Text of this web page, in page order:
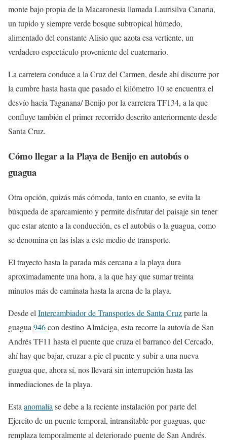
monte bajo propia de la Macaronesia llamada Laurisilva Canaria,
un tupido y siempre verde bosque subtropical húmedo,
alimentado del constante Alisio que azota esa vertiente, un
verdadero espectáculo proveniente del cuaternario.
La carretera conduce a la Cruz del Carmen, desde ahí discurre por
la cumbre hasta hasta que pasado el kilómetro 10 se encuentra el
desvío hacia Taganana/ Benijo por la carretera TF134, a la que
confluye también el primer recorrido descrito anteriormente desde
Santa Cruz.
Cómo llegar a la Playa de Benijo en autobús o
guagua
Otra opción, quizás más cómoda, tanto en cuanto, se evita la
búsqueda de aparcamiento y permite disfrutar del paisaje sin tener
que estar atento a la conducción, es el autobús o la guagua, como
se denomina en las islas a este medio de transporte.
El trayecto hasta la parada más cercana a la playa dura
aproximadamente una hora, a la que hay que sumar treinta
minutos más de caminata hasta la arena de la playa.
Desde el Intercambiador de Transportes de Santa Cruzparte la
guagua 946con destino Almáciga, esta recorre la autovía de San
Andrés TF11 hasta el puente que cruza el barranco del Cercado,
ahí hay que bajar, cruzar a pie el puente y subir a una nueva
guagua que, ahora sí, nos llevará sin interrupción hasta las
inmediaciones de la playa.
Esta anomalía se debe a la reciente instalación por parte del
Ejercito de un puente temporal, intransitable por guaguas, que
remplaza temporalmente al deteriorado puente de San Andrés.